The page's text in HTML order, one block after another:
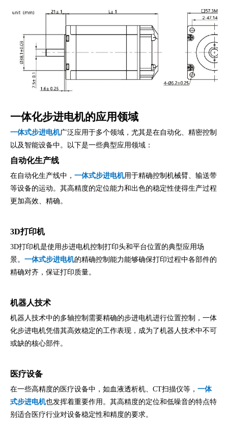
一体化步进电机的应用领域
一体式步进电机广泛应用于多个领域，尤其是在自动化、精密控制
以及智能设备中。以下是一些典型应用领域：
自动化生产线
在自动化生产线中， 一体式步进电机用于精确控制机械臂、输送带
等设备的运动。其高精度的定位能力和出色的稳定性使得生产过程
更加高效、精确。
3D打印机
3D打印机是使用步进电机控制打印头和平台位置的典型应用场
景。 一体式步进电机的精确控制能力能够确保打印过程中各部件的
精确对齐，保证打印质量。
机器人技术
机器人技术中的多轴控制需要精确的步进电机进行位置控制，一体
化步进电机凭借其高效稳定的工作表现，成为了机器人技术中不可
或缺的核心部件。
医疗设备
在一些高精度的医疗设备中，如血液透析机、CT扫描仪等， 一体
式步进电机也发挥着重要作用。其高精度的定位和低噪音的特点特
别适合医疗行业对设备稳定性和精度的要求。